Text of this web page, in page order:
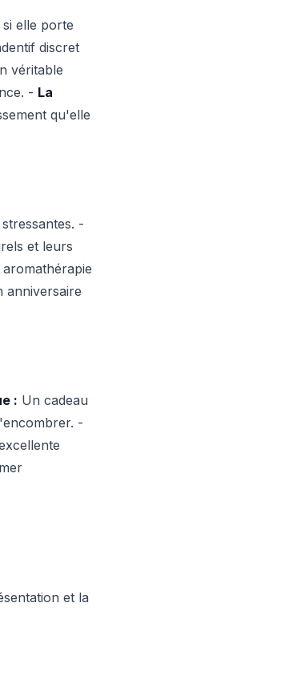
elle porte
discret
véritable
- La
qu'elle
-
et leurs
anniversaire
: Un cadeau
-
et la